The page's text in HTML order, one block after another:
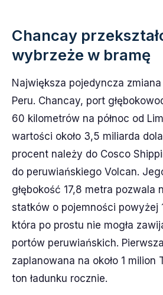
Chancay
wybrzeże w bramę
Największa pojedyncza
Peru. Chancay, port
60 kilometrów na północ od
wartości około 3,5 miliarda
procent należy do Cosco
do peruwiańskiego Volcan.
głębokość 17,8 metra pozwala
statków o pojemności powyżej
która po prostu nie mogła
portów peruwiańskich.
zaplanowana na około 1 milion
ton ładunku rocznie.